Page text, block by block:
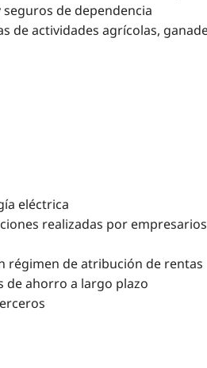
de dependencia
de actividades agrícolas,
eléctrica
realizadas por
régimen de atribución de rentas
de ahorro a largo plazo